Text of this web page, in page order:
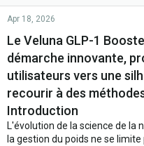
Apr 18, 2026
Le Veluna GLP-1
démarche innovante,
utilisateurs vers une
recourir à des
Introduction
L'évolution de la science de la
la gestion du poids ne se